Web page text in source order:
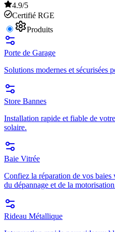
4.9/5
Certifié RGE
Produits
Porte de Garage
Solutions modernes et sécurisées
Store Bannes
Installation rapide et fiable de
solaire.
Baie Vitrée
Confiez la réparation de vos baies
du dépannage et de la
Rideau Métallique